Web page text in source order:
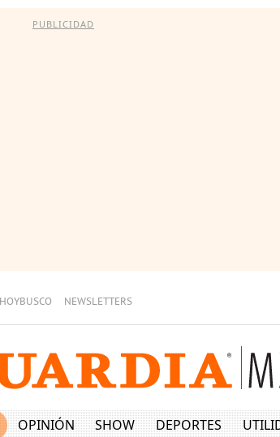
PUBLICIDAD
HOYBUSCO NEWSLETTERS
OPINIÓN SHOW DEPORTES